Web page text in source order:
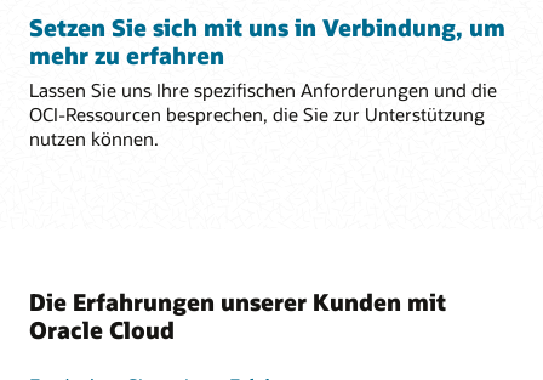
Setzen Sie sich mit uns in Verbindung, um
mehr zu erfahren
Lassen Sie uns Ihre spezifischen Anforderungen und die
OCI-Ressourcen besprechen, die Sie zur Unterstützung
nutzen können.
Die Erfahrungen unserer Kunden mit
Oracle Cloud